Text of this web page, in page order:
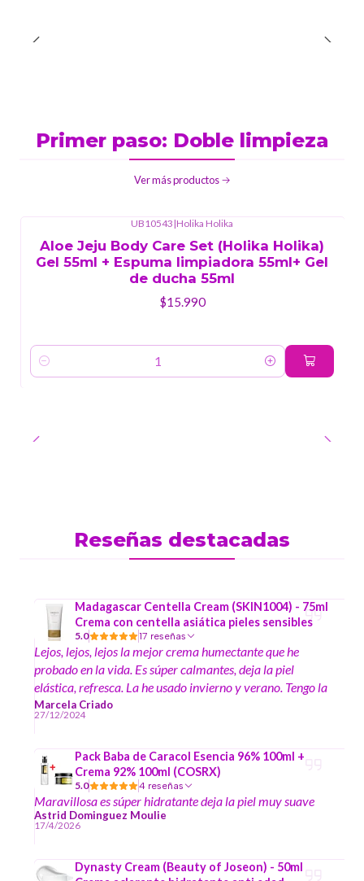
Primer paso: Doble limpieza
Ver más productos
UB10543|Holika Holika
Aloe Jeju Body Care Set (Holika Holika)
Gel 55ml + Espuma limpiadora 55ml+ Gel
de ducha 55ml
$15.990
Cantidad
Reseñas destacadas
Madagascar Centella Cream (SKIN1004) - 75ml
Crema con centella asiática pieles sensibles
5.0 17 reseñas
Lejos, lejos, lejos la mejor crema humectante que he
probado en la vida. Es súper calmantes, deja la piel
elástica, refresca. La he usado invierno y verano. Tengo la
piel más bien seca, con rosácea y sensible. Rinde un
montón. Duran mucho, con una arvejita alcanza para
Marcela Criado
27/12/2024
Pack Baba de Caracol Esencia 96% 100ml +
Crema 92% 100ml (COSRX)
5.0 4 reseñas
Maravillosa es súper hidratante deja la piel muy suave
Astrid Dominguez Moulie
17/4/2026
Dynasty Cream (Beauty of Joseon) - 50ml